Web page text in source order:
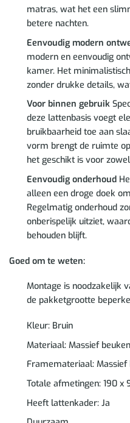
matras, wat het een
betere nachten.
Eenvoudig modern
modern en eenvoudig
kamer. Het
zonder drukke details,
Voor binnen gebruik
deze lattenbasis voegt
bruikbaarheid toe aan
vorm brengt de ruimte
het geschikt is voor
Eenvoudig onderhoud
alleen een droge doek
Regelmatig onderhoud
onberispelijk uitziet,
behouden blijft.
Goed om te weten:
Montage is noodzakelijk
de pakketgrootte
Kleur: Bruin
Materiaal: Massief
Framemateriaal: Massief
Totale afmetingen: 190 x
Heeft lattenkader: Ja